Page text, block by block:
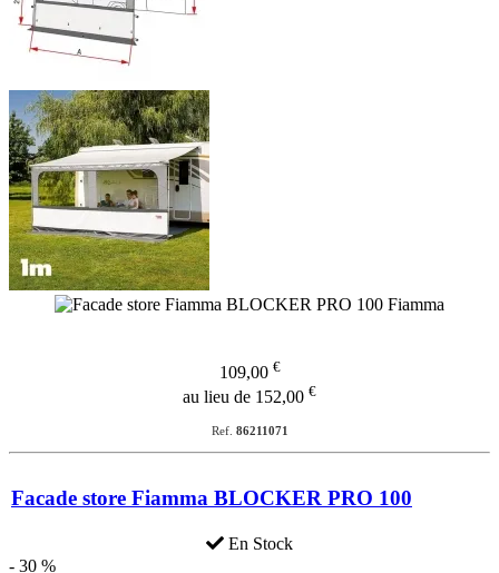
109,00 €
au lieu de 152,00 €
Ref. 86211071
Facade store Fiamma BLOCKER PRO 100
En Stock
- 30 %